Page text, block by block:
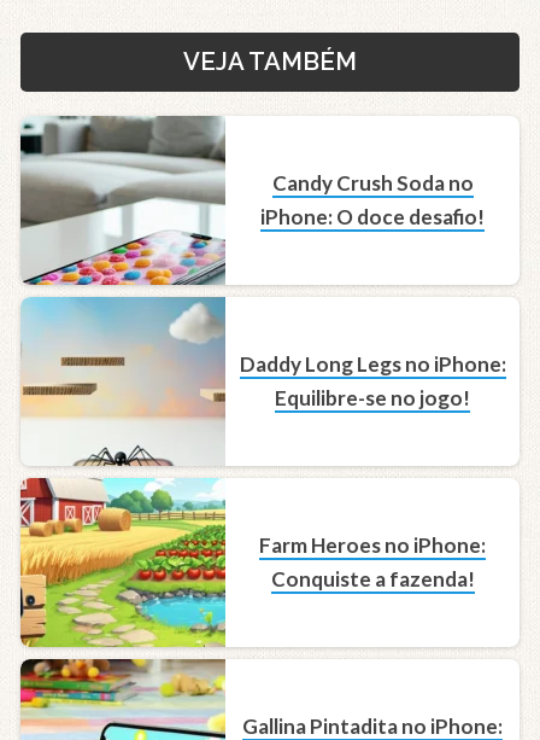
VEJA TAMBÉM
Candy Crush Soda no
iPhone: O doce desafio!
Daddy Long Legs no iPhone:
Equilibre-se no jogo!
Farm Heroes no iPhone:
Conquiste a fazenda!
Gallina Pintadita no iPhone: